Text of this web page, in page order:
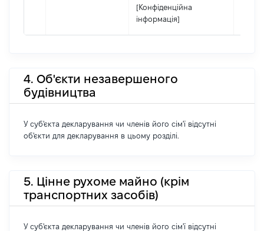
[Конфіденційна
інформація]
4. Об'єкти незавершеного
будівництва
У суб'єкта декларування чи членів його сім'ї відсутні
об'єкти для декларування в цьому розділі.
5. Цінне рухоме майно (крім
транспортних засобів)
У суб'єкта декларування чи членів його сім'ї відсутні